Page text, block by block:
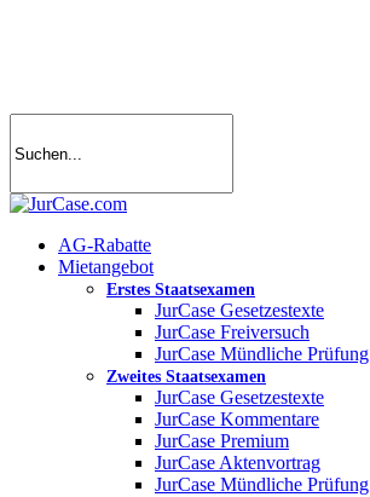
search
account
Menu
AG-Rabatte
Mietangebot
Erstes Staatsexamen
JurCase Gesetzestexte
JurCase Freiversuch
JurCase Mündliche Prüfung
Zweites Staatsexamen
JurCase Gesetzestexte
JurCase Kommentare
JurCase Premium
JurCase Aktenvortrag
JurCase Mündliche Prüfung